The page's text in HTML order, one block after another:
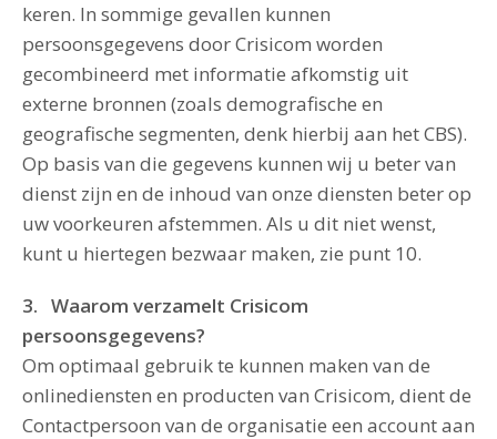
keren. In sommige gevallen kunnen
persoonsgegevens door Crisicom worden
gecombineerd met informatie afkomstig uit
externe bronnen (zoals demografische en
geografische segmenten, denk hierbij aan het CBS).
Op basis van die gegevens kunnen wij u beter van
dienst zijn en de inhoud van onze diensten beter op
uw voorkeuren afstemmen. Als u dit niet wenst,
kunt u hiertegen bezwaar maken, zie punt 10.
3. Waarom verzamelt Crisicom
persoonsgegevens?
Om optimaal gebruik te kunnen maken van de
onlinediensten en producten van Crisicom, dient de
Contactpersoon van de organisatie een account aan